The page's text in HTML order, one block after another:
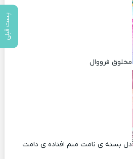
پست قبلی
مخلوق فرووال
دل بسته ی نامت منم افتاده ی دامت